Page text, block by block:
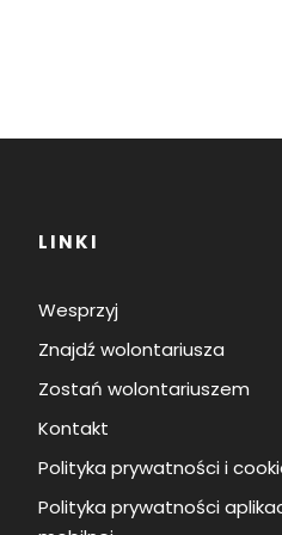
LINKI
Wesprzyj
Znajdź wolontariusza
Zostań wolontariuszem
Kontakt
Polityka prywatności i
Polityka prywatności